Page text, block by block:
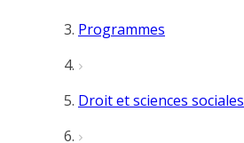
Programmes
Droit et sciences sociales